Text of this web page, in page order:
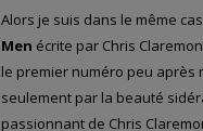
Alors je suis dans le même
Men écrite par Chris
le premier numéro peu après
seulement par la beauté
passionnant de Chris